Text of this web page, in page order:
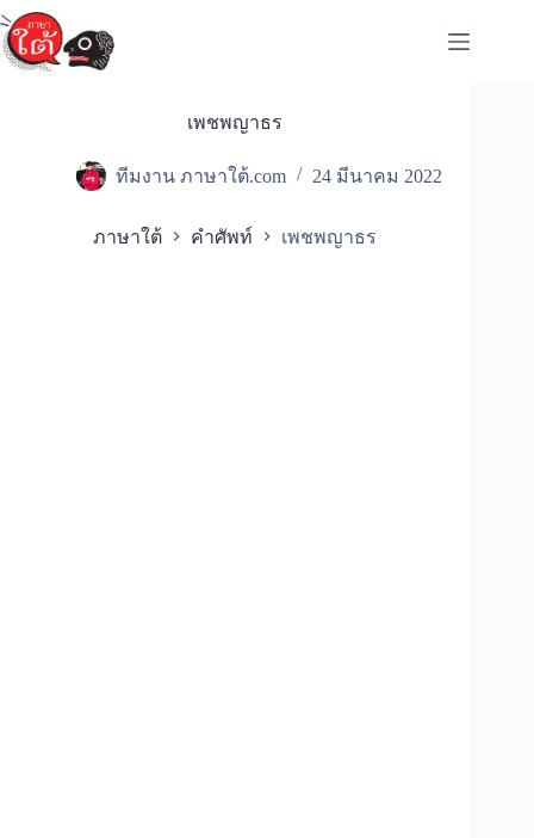
Skip
to
content
เพชพญาธร
ทีมงาน ภาษาใต้.com 24 มีนาคม 2022
ภาษาใต้ คำศัพท์ เพชพญาธร